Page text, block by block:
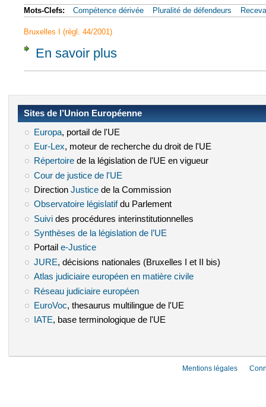
Mots-Clefs: Compétence dérivée Pluralité de défendeurs
Bruxelles I (règl. 44/2001)
En savoir plus
Sites de l’Union Européenne
Europa(le lien est externe)
, portail de l'UE
Eur-Lex (le lien est externe)
, moteur de recherche du droit de l'UE
Répertoire(le lien est externe)
de la législation de l'UE en vigueur
Cour de justice de l'UE
Direction Justice(le lien est externe)
de la Commission
Observatoire législatif(le lien est externe)
du Parlement
Suivi(le lien est externe)
des procédures interinstitutionnelles
Synthèses de la législation de l’UE
Portail e-Justice(le lien est externe)
JURE (le lien est externe)
, décisions nationales (Bruxelles I et II bis)
Atlas judiciaire européen en matière civile(le lien est externe)
Réseau judiciaire européen(le lien est externe)
EuroVoc (le lien est externe)
, thesaurus multilingue de l'UE
IATE(le lien est externe)
, base terminologique de l'UE
Mentions légales